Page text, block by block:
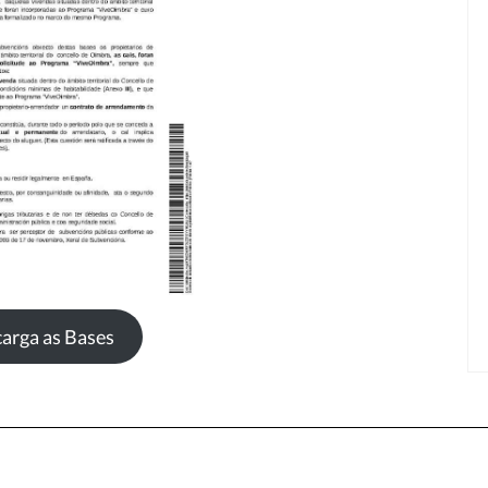
as Bases
San Cibrao, Oímbra
3 cuartos
Casa
Ver no mapa